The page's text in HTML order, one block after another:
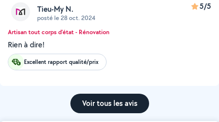
Tieu-My N.
posté le 28 oct. 2024
5/5
Artisan tout corps d'état - Rénovation
Rien à dire!
Excellent rapport qualité/prix
Voir tous les avis